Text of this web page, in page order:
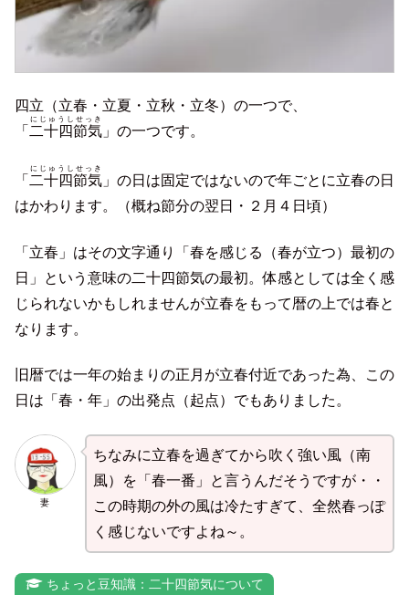
四立（立春・立夏・立秋・立冬）の一つで、
「 二十四節気
にじゅうしせっき
」の一つです。
「 二十四節気
にじゅうしせっき
」の日は固定ではないので年ごとに立春の日
はかわります。（概ね節分の翌日・２月４日頃）
「立春」はその文字通り「春を感じる（春が立つ）最初の
日」という意味の二十四節気の最初。体感としては全く感
じられないかもしれませんが立春をもって暦の上では春と
なります。
旧暦では一年の始まりの正月が立春付近であった為、この
日は「春・年」の出発点（起点）でもありました。
妻
ちなみに立春を過ぎてから吹く強い風（南
風）を「春一番」と言うんだそうですが・・
この時期の外の風は冷たすぎて、全然春っぽ
く感じないですよね～。
ちょっと豆知識：二十四節気について